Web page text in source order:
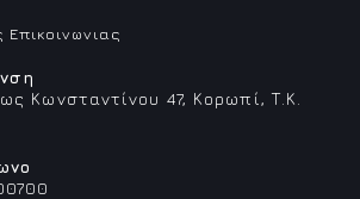
Κωνσταντίνου 47, Κορωπί, Τ.Κ.